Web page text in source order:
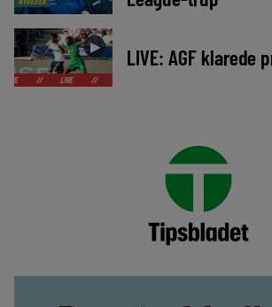
►
LIVE // LIVE //
LIVE: AGF klarede